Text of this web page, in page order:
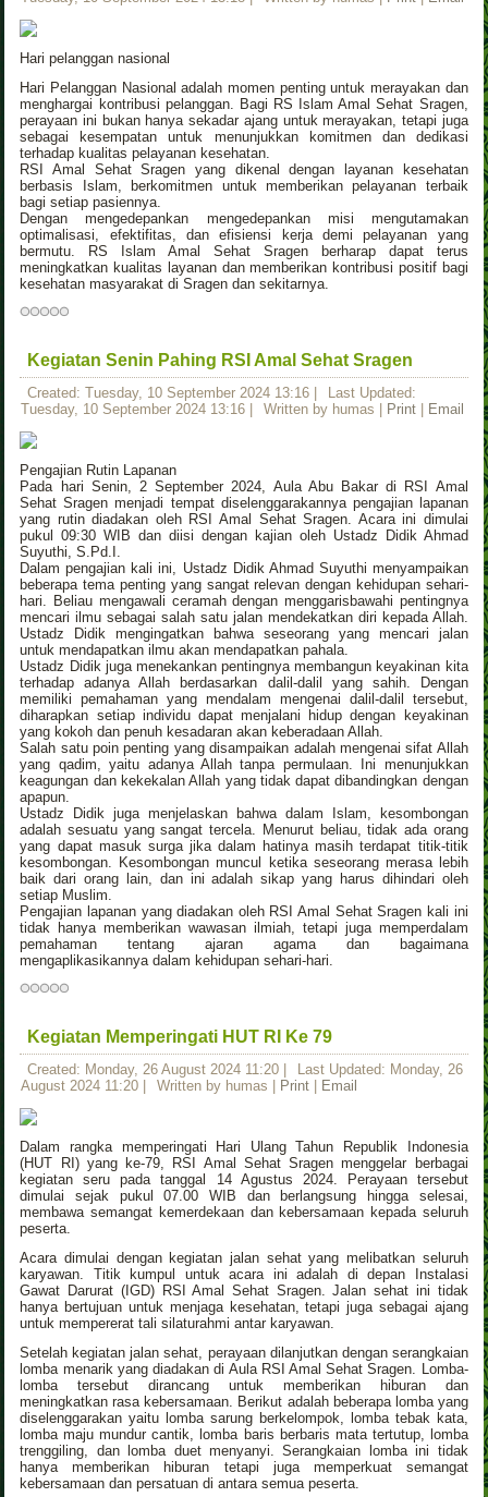
Hari pelanggan nasional
Hari Pelanggan Nasional adalah momen penting untuk merayakan dan
menghargai kontribusi pelanggan. Bagi RS Islam Amal Sehat Sragen,
perayaan ini bukan hanya sekadar ajang untuk merayakan, tetapi juga
sebagai kesempatan untuk menunjukkan komitmen dan dedikasi
terhadap kualitas pelayanan kesehatan.
RSI Amal Sehat Sragen yang dikenal dengan layanan kesehatan
berbasis Islam, berkomitmen untuk memberikan pelayanan terbaik
bagi setiap pasiennya.
Dengan mengedepankan mengedepankan misi mengutamakan
optimalisasi, efektifitas, dan efisiensi kerja demi pelayanan yang
bermutu. RS Islam Amal Sehat Sragen berharap dapat terus
meningkatkan kualitas layanan dan memberikan kontribusi positif bagi
kesehatan masyarakat di Sragen dan sekitarnya.
Kegiatan Senin Pahing RSI Amal Sehat Sragen
Created: Tuesday, 10 September 2024 13:16
Last Updated:
Tuesday, 10 September 2024 13:16
Written by humas Print Email
Pengajian Rutin Lapanan
Pada hari Senin, 2 September 2024, Aula Abu Bakar di RSI Amal
Sehat Sragen menjadi tempat diselenggarakannya pengajian lapanan
yang rutin diadakan oleh RSI Amal Sehat Sragen. Acara ini dimulai
pukul 09:30 WIB dan diisi dengan kajian oleh Ustadz Didik Ahmad
Suyuthi, S.Pd.I.
Dalam pengajian kali ini, Ustadz Didik Ahmad Suyuthi menyampaikan
beberapa tema penting yang sangat relevan dengan kehidupan sehari-
hari. Beliau mengawali ceramah dengan menggarisbawahi pentingnya
mencari ilmu sebagai salah satu jalan mendekatkan diri kepada Allah.
Ustadz Didik mengingatkan bahwa seseorang yang mencari jalan
untuk mendapatkan ilmu akan mendapatkan pahala.
Ustadz Didik juga menekankan pentingnya membangun keyakinan kita
terhadap adanya Allah berdasarkan dalil-dalil yang sahih. Dengan
memiliki pemahaman yang mendalam mengenai dalil-dalil tersebut,
diharapkan setiap individu dapat menjalani hidup dengan keyakinan
yang kokoh dan penuh kesadaran akan keberadaan Allah.
Salah satu poin penting yang disampaikan adalah mengenai sifat Allah
yang qadim, yaitu adanya Allah tanpa permulaan. Ini menunjukkan
keagungan dan kekekalan Allah yang tidak dapat dibandingkan dengan
apapun.
Ustadz Didik juga menjelaskan bahwa dalam Islam, kesombongan
adalah sesuatu yang sangat tercela. Menurut beliau, tidak ada orang
yang dapat masuk surga jika dalam hatinya masih terdapat titik-titik
kesombongan. Kesombongan muncul ketika seseorang merasa lebih
baik dari orang lain, dan ini adalah sikap yang harus dihindari oleh
setiap Muslim.
Pengajian lapanan yang diadakan oleh RSI Amal Sehat Sragen kali ini
tidak hanya memberikan wawasan ilmiah, tetapi juga memperdalam
pemahaman tentang ajaran agama dan bagaimana
mengaplikasikannya dalam kehidupan sehari-hari.
Kegiatan Memperingati HUT RI Ke 79
Created: Monday, 26 August 2024 11:20
Last Updated: Monday, 26
August 2024 11:20
Written by humas Print Email
Dalam rangka memperingati Hari Ulang Tahun Republik Indonesia
(HUT RI) yang ke-79, RSI Amal Sehat Sragen menggelar berbagai
kegiatan seru pada tanggal 14 Agustus 2024. Perayaan tersebut
dimulai sejak pukul 07.00 WIB dan berlangsung hingga selesai,
membawa semangat kemerdekaan dan kebersamaan kepada seluruh
peserta.
Acara dimulai dengan kegiatan jalan sehat yang melibatkan seluruh
karyawan. Titik kumpul untuk acara ini adalah di depan Instalasi
Gawat Darurat (IGD) RSI Amal Sehat Sragen. Jalan sehat ini tidak
hanya bertujuan untuk menjaga kesehatan, tetapi juga sebagai ajang
untuk mempererat tali silaturahmi antar karyawan.
Setelah kegiatan jalan sehat, perayaan dilanjutkan dengan serangkaian
lomba menarik yang diadakan di Aula RSI Amal Sehat Sragen. Lomba-
lomba tersebut dirancang untuk memberikan hiburan dan
meningkatkan rasa kebersamaan. Berikut adalah beberapa lomba yang
diselenggarakan yaitu lomba sarung berkelompok, lomba tebak kata,
lomba maju mundur cantik, lomba baris berbaris mata tertutup, lomba
trenggiling, dan lomba duet menyanyi. Serangkaian lomba ini tidak
hanya memberikan hiburan tetapi juga memperkuat semangat
kebersamaan dan persatuan di antara semua peserta.